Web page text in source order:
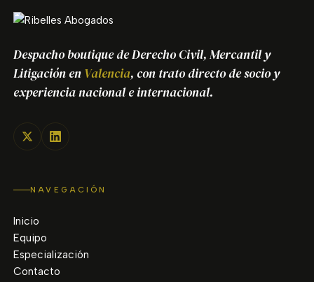
Despacho boutique de Derecho Civil, Mercantil y
Litigación en Valencia, con trato directo de socio y
experiencia nacional e internacional.
NAVEGACIÓN
Inicio
Equipo
Especialización
Contacto